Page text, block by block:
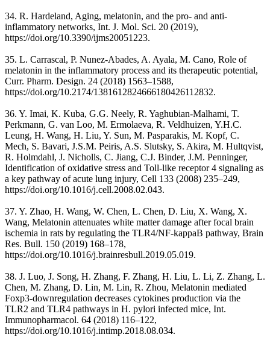
34. R. Hardeland, Aging, melatonin, and the pro- and anti-
inflammatory networks, Int. J. Mol. Sci. 20 (2019),
https://doi.org/10.3390/ijms20051223.
35. L. Carrascal, P. Nunez-Abades, A. Ayala, M. Cano, Role of
melatonin in the inflammatory process and its therapeutic potential,
Curr. Pharm. Design. 24 (2018) 1563–1588,
https://doi.org/10.2174/1381612824666180426112832.
36. Y. Imai, K. Kuba, G.G. Neely, R. Yaghubian-Malhami, T.
Perkmann, G. van Loo, M. Ermolaeva, R. Veldhuizen, Y.H.C.
Leung, H. Wang, H. Liu, Y. Sun, M. Pasparakis, M. Kopf, C.
Mech, S. Bavari, J.S.M. Peiris, A.S. Slutsky, S. Akira, M. Hultqvist,
R. Holmdahl, J. Nicholls, C. Jiang, C.J. Binder, J.M. Penninger,
Identification of oxidative stress and Toll-like receptor 4 signaling as
a key pathway of acute lung injury, Cell 133 (2008) 235–249,
https://doi.org/10.1016/j.cell.2008.02.043.
37. Y. Zhao, H. Wang, W. Chen, L. Chen, D. Liu, X. Wang, X.
Wang, Melatonin attenuates white matter damage after focal brain
ischemia in rats by regulating the TLR4/NF-kappaB pathway, Brain
Res. Bull. 150 (2019) 168–178,
https://doi.org/10.1016/j.brainresbull.2019.05.019.
38. J. Luo, J. Song, H. Zhang, F. Zhang, H. Liu, L. Li, Z. Zhang, L.
Chen, M. Zhang, D. Lin, M. Lin, R. Zhou, Melatonin mediated
Foxp3-downregulation decreases cytokines production via the
TLR2 and TLR4 pathways in H. pylori infected mice, Int.
Immunopharmacol. 64 (2018) 116–122,
https://doi.org/10.1016/j.intimp.2018.08.034.